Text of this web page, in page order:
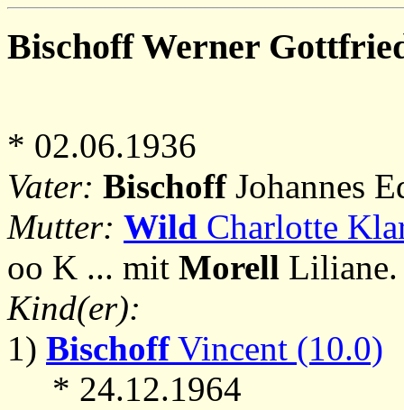
BischoffWerner
* 02.06.1936
Vater: BischoffJohannes
Mutter: Wild Charlotte
oo K ... mit Morell Liliane.
Kind(er):
1) BischoffVincent (10.0)
* 24.12.1964